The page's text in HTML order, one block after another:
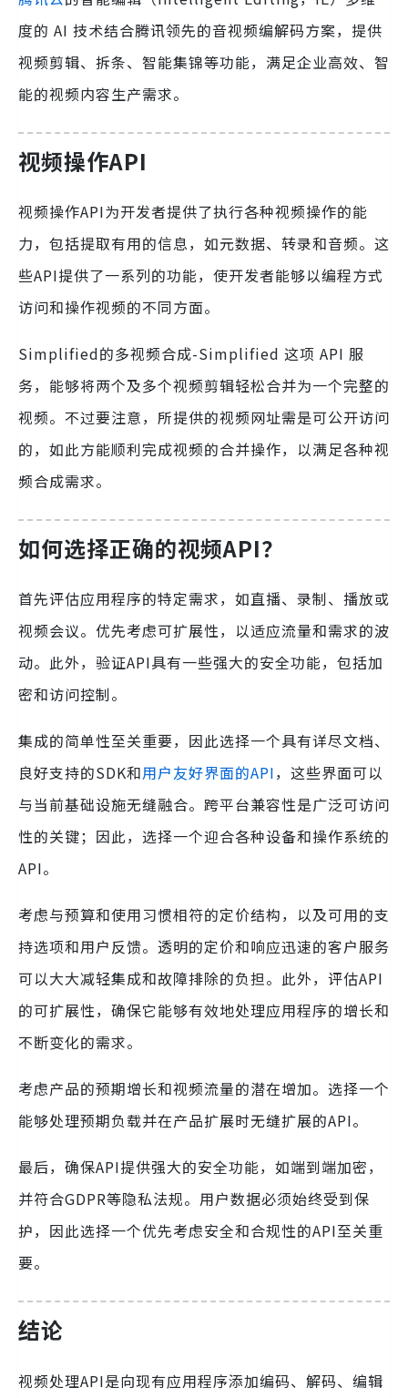
度的 AI 技术结合腾讯领先的音视频编解码方案，提供
视频剪辑、拆条、智能集锦等功能，满足企业高效、智
能的视频内容生产需求。
视频操作API
视频操作API为开发者提供了执行各种视频操作的能
力，包括提取有用的信息，如元数据、转录和音频。这
些API提供了一系列的功能，使开发者能够以编程方式
访问和操作视频的不同方面。
Simplified的多视频合成-Simplified 这项 API 服
务，能够将两个及多个视频剪辑轻松合并为一个完整的
视频。不过要注意，所提供的视频网址需是可公开访问
的，如此方能顺利完成视频的合并操作，以满足各种视
频合成需求。
如何选择正确的视频API？
首先评估应用程序的特定需求，如直播、录制、播放或
视频会议。优先考虑可扩展性，以适应流量和需求的波
动。此外，验证API具有一些强大的安全功能，包括加
密和访问控制。
集成的简单性至关重要，因此选择一个具有详尽文档、
良好支持的SDK和用户友好界面的API，这些界面可以
与当前基础设施无缝融合。跨平台兼容性是广泛可访问
性的关键；因此，选择一个迎合各种设备和操作系统的
API。
考虑与预算和使用习惯相符的定价结构，以及可用的支
持选项和用户反馈。透明的定价和响应迅速的客户服务
可以大大减轻集成和故障排除的负担。此外，评估API
的可扩展性，确保它能够有效地处理应用程序的增长和
不断变化的需求。
考虑产品的预期增长和视频流量的潜在增加。选择一个
能够处理预期负载并在产品扩展时无缝扩展的API。
最后，确保API提供强大的安全功能，如端到端加密，
并符合GDPR等隐私法规。用户数据必须始终受到保
护，因此选择一个优先考虑安全和合规性的API至关重
要。
结论
视频处理API是向现有应用程序添加编码、解码、编辑